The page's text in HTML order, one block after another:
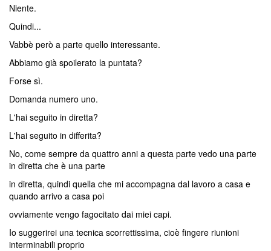
Niente.
Quindi...
Vabbè però a parte quello interessante.
Abbiamo già spoilerato la puntata?
Forse sì.
Domanda numero uno.
L'hai seguito in diretta?
L'hai seguito in differita?
No, come sempre da quattro anni a questa parte vedo una parte
in diretta che è una parte
in diretta, quindi quella che mi accompagna dal lavoro a casa e
quando arrivo a casa poi
ovviamente vengo fagocitato dai miei capi.
Io suggerirei una tecnica scorrettissima, cioè fingere riunioni
interminabili proprio